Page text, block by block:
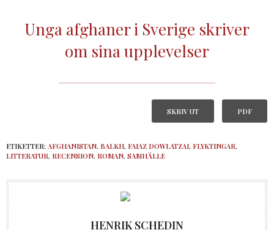
Unga afghaner i Sverige skriver
om sina upplevelser
SKRIV UT PDF
ETIKETTER: AFGHANISTAN, BALKH, FAIAZ DOWLATZAI, FLYKTINGAR,
LITTERATUR, RECENSION, ROMAN, SAMHÄLLE
HENRIK SCHEDIN